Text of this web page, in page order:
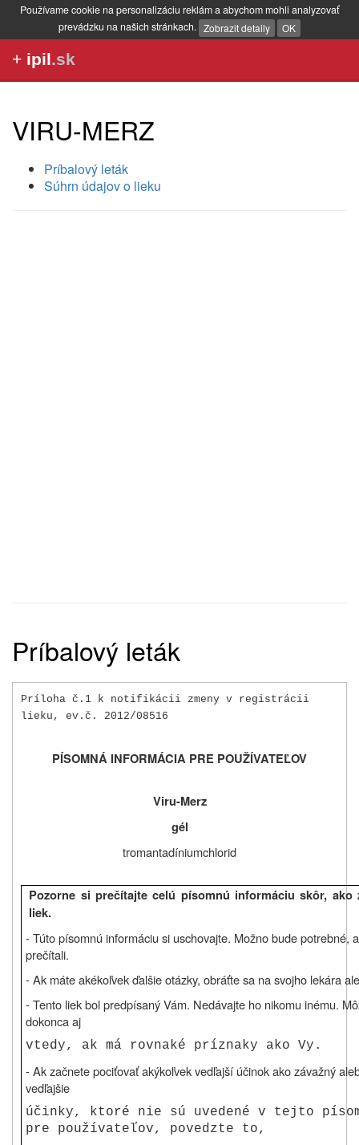
Používame cookie na personalizáciu reklám a abychom mohli analyzovať
prevádzku na našich stránkach. Zobrazit detaily OK
+ ipil.sk
VIRU-MERZ
Príbalový leták
Súhrn údajov o lieku
Príbalový leták
Príloha č.1 k notifikácii zmeny v registrácii
lieku, ev.č. 2012/08516
PÍSOMNÁ INFORMÁCIA PRE POUŽÍVATEĽOV
Viru-Merz
gél
tromantadíniumchlorid
Pozorne si prečítajte celú písomnú informáciu skôr, ako
liek.
- Túto písomnú informáciu si uschovajte. Možno bude potrebné,
prečítali.
- Ak máte akékoľvek ďalšie otázky, obráťte sa na svojho lekára
- Tento liek bol predpísaný Vám. Nedávajte ho nikomu inému.
dokonca aj
vtedy, ak má rovnaké príznaky ako Vy.
- Ak začnete pociťovať akýkoľvek vedľajší účinok ako závažný
vedľajšie
účinky, ktoré nie sú uvedené v tejto
pre používateľov, povedzte to,